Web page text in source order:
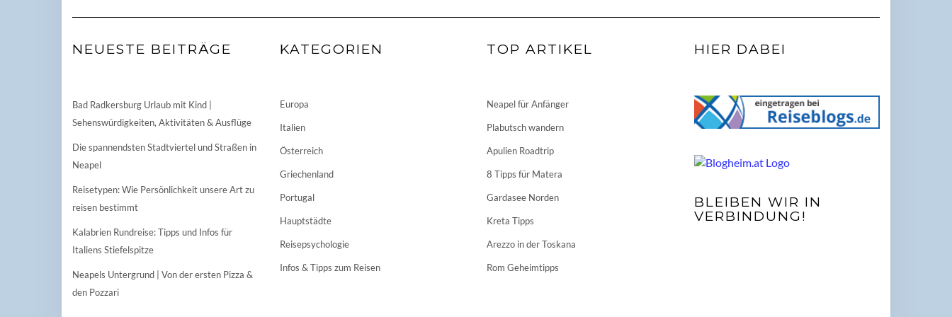
NEUESTE BEITRÄGE
Bad Radkersburg Urlaub mit Kind |
Sehenswürdigkeiten, Aktivitäten & Ausflüge
Die spannendsten Stadtviertel und Straßen in
Neapel
Reisetypen: Wie Persönlichkeit unsere Art zu
reisen bestimmt
Kalabrien Rundreise: Tipps und Infos für
Italiens Stiefelspitze
Neapels Untergrund | Von der ersten Pizza &
den Pozzari
KATEGORIEN
Europa
Italien
Österreich
Griechenland
Portugal
Hauptstädte
Reisepsychologie
Infos & Tipps zum Reisen
TOP ARTIKEL
Neapel für Anfänger
Plabutsch wandern
Apulien Roadtrip
8 Tipps für Matera
Gardasee Norden
Kreta Tipps
Arezzo in der Toskana
Rom Geheimtipps
HIER DABEI
BLEIBEN WIR IN
VERBINDUNG!